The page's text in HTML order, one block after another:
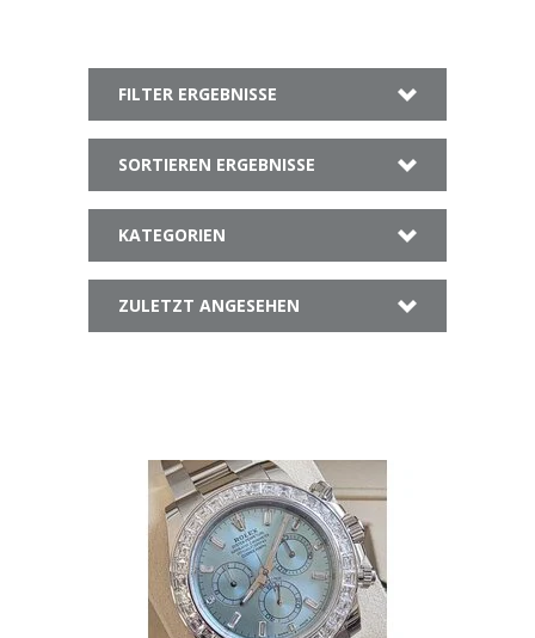
FILTER ERGEBNISSE
SORTIEREN ERGEBNISSE
KATEGORIEN
ZULETZT ANGESEHEN